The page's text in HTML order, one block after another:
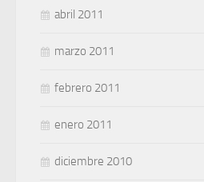
abril 2011
marzo 2011
febrero 2011
enero 2011
diciembre 2010